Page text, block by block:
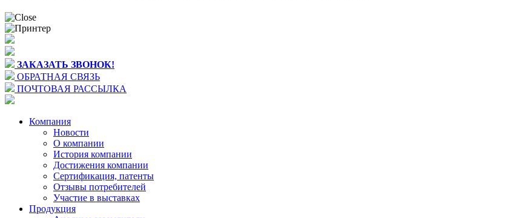
ЗАКАЗАТЬ ЗВОНОК!
ОБРАТНАЯ СВЯЗЬ
ПОЧТОВАЯ РАССЫЛКА
Компания
Новости
О компании
История компании
Достижения компании
Сертификация, патенты
Отзывы потребителей
Участие в выставках
Продукция